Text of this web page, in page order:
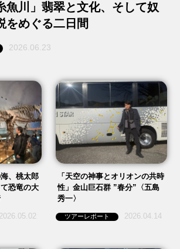
魚川」翡翠と文化、そして奴
をめぐる二日間
2026.06.23
、桃太郎
恐竜の大
2026.05.02
「天空の神事とオリオンの共時
性」金山巨石群 ”春分”〈五島
秀一〉
ツアーレポート 2026.04.14